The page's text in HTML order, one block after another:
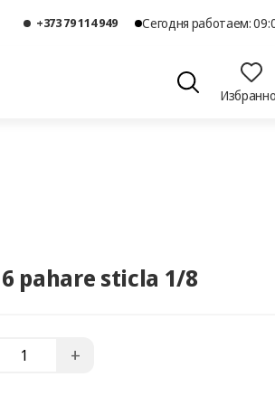
+373 79 114 949 Сегодня работаем:
pahare sticla 1/8
+